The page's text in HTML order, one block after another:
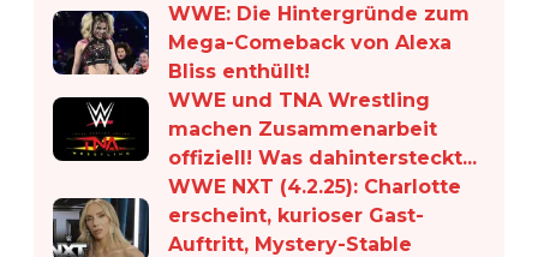
WWE: Die Hintergründe zum
Mega-Comeback von Alexa
Bliss enthüllt!
WWE und TNA Wrestling
machen Zusammenarbeit
offiziell! Was dahintersteckt...
WWE NXT (4.2.25): Charlotte
erscheint, kurioser Gast-
Auftritt, Mystery-Stable